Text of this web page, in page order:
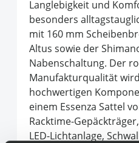
Langlebigkeit und
besonders
mit 160 mm
Altus sowie der
Nabenschaltung. Der
Manufakturqualität
hochwertigen
einem Essenza Sattel
Racktime-
LED-Lichtanlage,